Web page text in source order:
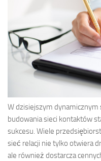
W dzisiejszym
budowania sieci kontaktów
sukcesu. Wiele
sieć relacji nie tylko otwiera
ale również dostarcza